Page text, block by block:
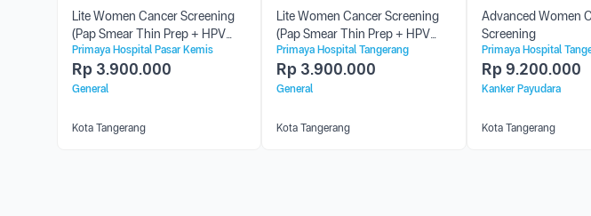
Lite Women Cancer Screening
(Pap Smear Thin Prep + HPV
DNA Genotyping)
Primaya Hospital Pasar Kemis
Rp 3.900.000
General
Kota Tangerang
Lite Women Cancer Screening
(Pap Smear Thin Prep + HPV
DNA Genotyping)
Primaya Hospital Tangerang
Rp 3.900.000
General
Kota Tangerang
Advanced Women
Screening
Primaya Hospital
Rp 9.200.000
Kanker Payudara
Kota Tangerang